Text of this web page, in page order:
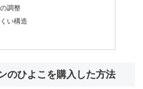
調整
い構造
のひよこを購入した方法